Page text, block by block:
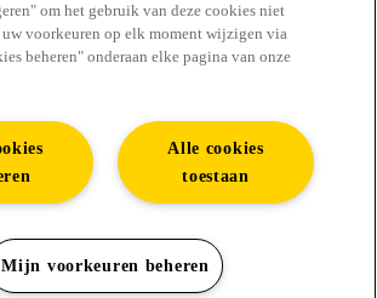
Contact
Sitemap
Impressum
Privacybeleid
om het gebruik van deze cookies niet
uw voorkeuren op elk moment wijzigen via
beheren" onderaan elke pagina van onze
Alle cookies
toestaan
Mijn voorkeuren beheren